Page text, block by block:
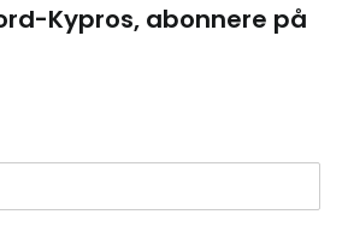
Kypros, abonnere på